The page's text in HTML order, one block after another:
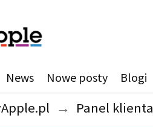
News Nowe posty Blogi
→ Panel klienta